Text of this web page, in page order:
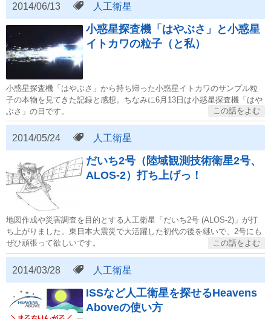
2014/06/13 人工衛星
小惑星探査機「はやぶさ」と小惑星
イトカワの粒子（と私）
小惑星探査機「はやぶさ」から持ち帰った小惑星イトカワのサンプル粒
子の本物を見てきた記録と感想。ちなみに6月13日は小惑星探査機「はや
ぶさ」の日です。
2014/05/24 人工衛星
だいち2号（陸域観測技術衛星2号、
ALOS-2）打ち上げっ！
地図作成や災害調査を目的とする人工衛星「だいち2号 (ALOS-2)」が打
ち上がりました。東日本大震災で大活躍した初代の後を継いで、2号にも
ぜひ頑張って欲しいです。
2014/03/28 人工衛星
ISSなど人工衛星を探せるHeavens
Aboveの使い方